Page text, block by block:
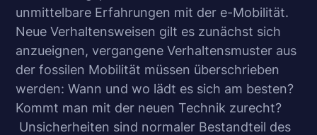
unmittelbare Erfahrungen mit der e-Mobilität.
Neue Verhaltensweisen gilt es zunächst sich
anzueignen, vergangene Verhaltensmuster aus
der fossilen Mobilität müssen überschrieben
werden: Wann und wo lädt es sich am besten?
Kommt man mit der neuen Technik zurecht?
Unsicherheiten sind normaler Bestandteil des